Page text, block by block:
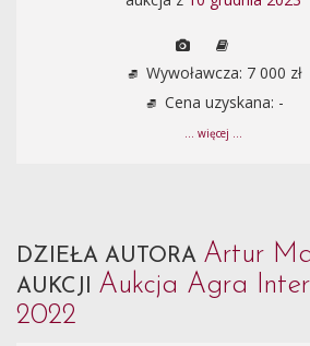
Wywoławcza: 7 000 zł
Cena uzyskana: -
... więcej ...
DZIEŁA AUTORA Artur
AUKCJI Aukcja Agra
2022